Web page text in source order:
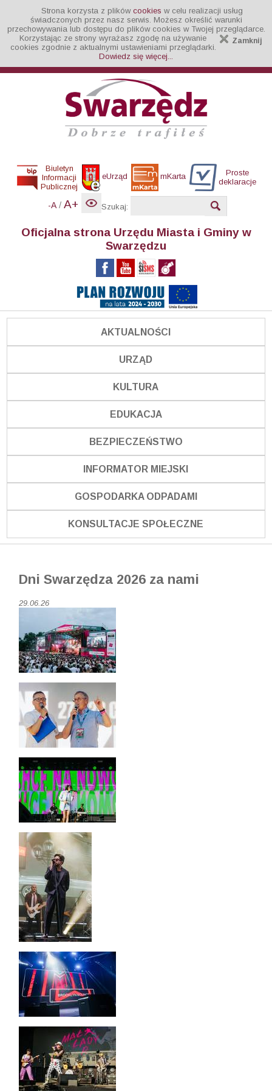
Strona korzysta z plików cookies w celu realizacji usług
świadczonych przez nasz serwis. Możesz określić warunki
przechowywania lub dostępu do plików cookies w Twojej przeglądarce.
Zamknij
Korzystając ze strony wyrażasz zgodę na używanie
cookies zgodnie z aktualnymi ustawieniami przeglądarki.
Dowiedz się więcej...
Biuletyn
Informacji
Publicznej
eUrząd mKarta
Proste
deklaracje
-A / A+ Szukaj:
Oficjalna strona Urzędu Miasta i Gminy w
Swarzędzu
AKTUALNOŚCI
URZĄD
KULTURA
EDUKACJA
BEZPIECZEŃSTWO
INFORMATOR MIEJSKI
GOSPODARKA ODPADAMI
KONSULTACJE SPOŁECZNE
Dni Swarzędza 2026 za nami
29.06.26